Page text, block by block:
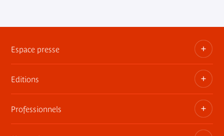
Espace presse
Dossiers, communiqués, bandes annonces
Contact presse
Editions
Les publications du musée
Professionnels